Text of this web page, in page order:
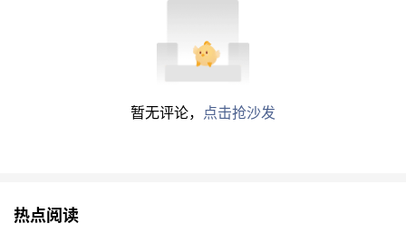
暂无评论， 点击抢沙发
热点阅读